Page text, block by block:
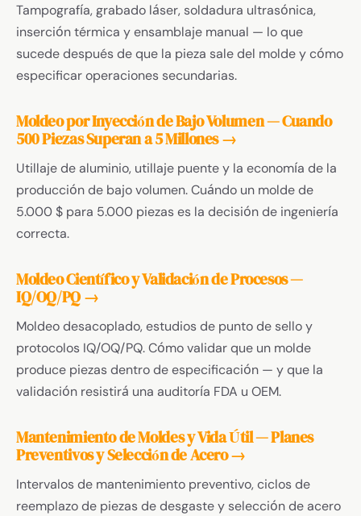
Tampografía, grabado láser, soldadura ultrasónica,
inserción térmica y ensamblaje manual — lo que
sucede después de que la pieza sale del molde y cómo
especificar operaciones secundarias.
Moldeo por Inyección de Bajo Volumen — Cuando
500 Piezas Superan a 5 Millones →
Utillaje de aluminio, utillaje puente y la economía de la
producción de bajo volumen. Cuándo un molde de
5.000 $ para 5.000 piezas es la decisión de ingeniería
correcta.
Moldeo Científico y Validación de Procesos —
IQ/OQ/PQ →
Moldeo desacoplado, estudios de punto de sello y
protocolos IQ/OQ/PQ. Cómo validar que un molde
produce piezas dentro de especificación — y que la
validación resistirá una auditoría FDA u OEM.
Mantenimiento de Moldes y Vida Útil — Planes
Preventivos y Selección de Acero →
Intervalos de mantenimiento preventivo, ciclos de
reemplazo de piezas de desgaste y selección de acero